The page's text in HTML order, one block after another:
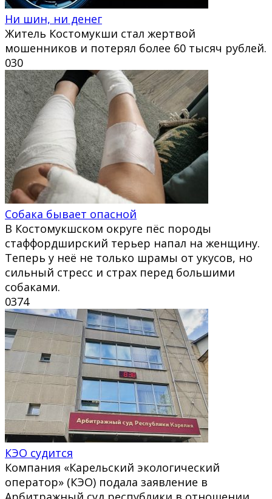
Ни шин, ни денег
Житель Костомукши стал жертвой
мошенников и потерял более 60 тысяч рублей.
030
Собака бывает опасной
В Костомукшском округе пёс породы
стаффордширский терьер напал на женщину.
Теперь у неё не только шрамы от укусов, но
сильный стресс и страх перед большими
собаками.
0374
КЭО судится
Компания «Карельский экологический
оператор» (КЭО) подала заявление в